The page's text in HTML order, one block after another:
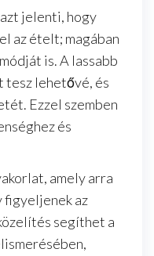
jelenti, hogy
az ételt; magában
is. A lassabb
tesz lehetővé, és
Ezzel szemben
és
amely arra
figyeljenek az
segíthet a